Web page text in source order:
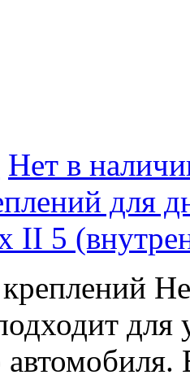
Нет в
для
II 5